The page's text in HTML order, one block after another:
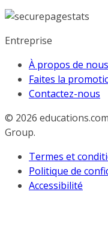
Entreprise
À propos de nous
Faites la
Contactez-nous
© 2026
Group.
Termes et
Politique de
Accessibilité